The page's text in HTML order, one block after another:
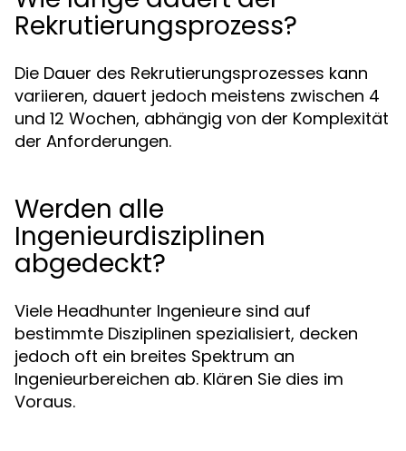
Rekrutierungsprozess?
Die Dauer des Rekrutierungsprozesses kann
variieren, dauert jedoch meistens zwischen 4
und 12 Wochen, abhängig von der Komplexität
der Anforderungen.
Werden alle
Ingenieurdisziplinen
abgedeckt?
Viele Headhunter Ingenieure sind auf
bestimmte Disziplinen spezialisiert, decken
jedoch oft ein breites Spektrum an
Ingenieurbereichen ab. Klären Sie dies im
Voraus.